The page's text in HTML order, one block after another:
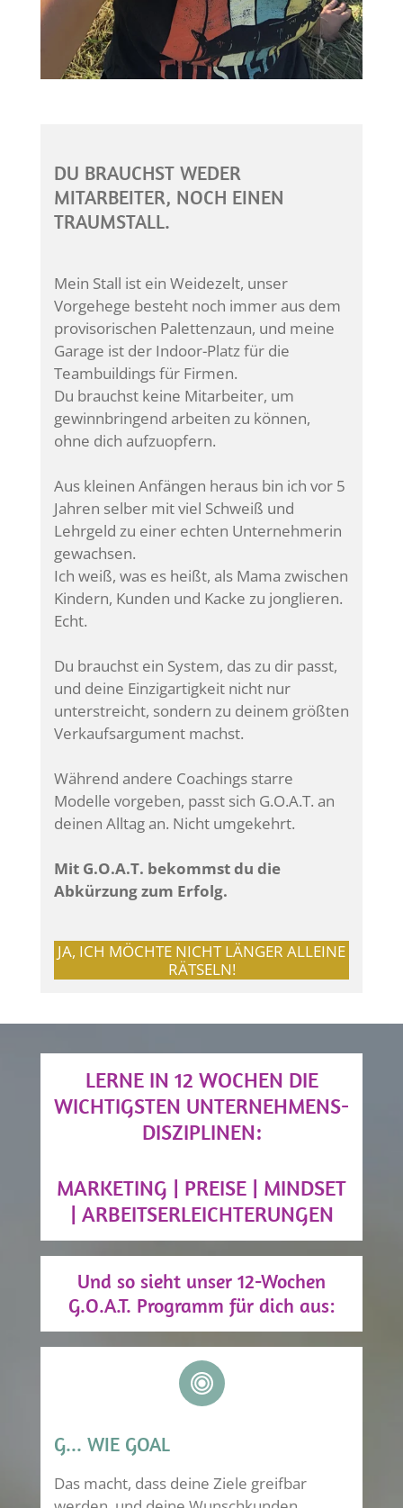
DU BRAUCHST WEDER
MITARBEITER, NOCH EINEN
TRAUMSTALL.
Mein Stall ist ein Weidezelt, unser
Vorgehege besteht noch immer aus dem
provisorischen Palettenzaun, und meine
Garage ist der Indoor-Platz für die
Teambuildings für Firmen.
Du brauchst keine Mitarbeiter, um
gewinnbringend arbeiten zu können,
ohne dich aufzuopfern.
Aus kleinen Anfängen heraus bin ich vor 5
Jahren selber mit viel Schweiß und
Lehrgeld zu einer echten Unternehmerin
gewachsen.
Ich weiß, was es heißt, als Mama zwischen
Kindern, Kunden und Kacke zu jonglieren.
Echt.
Du brauchst ein System, das zu dir passt,
und deine Einzigartigkeit nicht nur
unterstreicht, sondern zu deinem größten
Verkaufsargument machst.
Während andere Coachings starre
Modelle vorgeben, passt sich G.O.A.T. an
deinen Alltag an. Nicht umgekehrt.
Mit G.O.A.T. bekommst du die
Abkürzung zum Erfolg.
JA, ICH MÖCHTE NICHT LÄNGER ALLEINE
RÄTSELN!
LERNE IN 12 WOCHEN DIE
WICHTIGSTEN UNTERNEHMENS-
DISZIPLINEN:
MARKETING | PREISE | MINDSET
| ARBEITSERLEICHTERUNGEN
Und so sieht unser 12-Wochen
G.O.A.T. Programm für dich aus:
G... WIE GOAL
Das macht, dass deine Ziele greifbar